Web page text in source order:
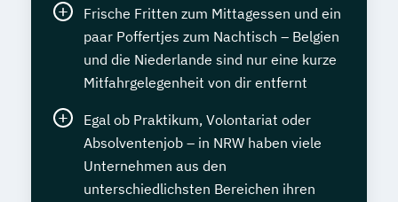
Frische Fritten zum Mittagessen und ein
paar Poffertjes zum Nachtisch – Belgien
und die Niederlande sind nur eine kurze
Mitfahrgelegenheit von dir entfernt
Egal ob Praktikum, Volontariat oder
Absolventenjob – in NRW haben viele
Unternehmen aus den
unterschiedlichsten Bereichen ihren